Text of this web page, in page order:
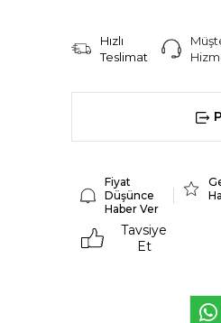
Hızlı
Teslimat
Fiyat
Düşünce
Haber Ver
Tavsiye
Et